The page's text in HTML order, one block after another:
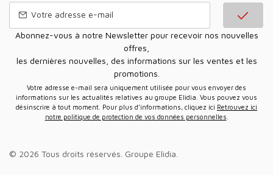
Abonnez-vous à notre Newsletter pour recevoir nos nouvelles
offres,
les dernières nouvelles, des informations sur les ventes et les
promotions.
Votre adresse e-mail sera uniquement utilisée pour vous envoyer des
informations sur les actualités relatives au groupe Elidia. Vous pouvez vous
désinscrire à tout moment. Pour plus d’informations, cliquez ici Retrouvez ici
notre politique de protection de vos données personnelles
© 2026 Tous droits réservés. Groupe Elidia